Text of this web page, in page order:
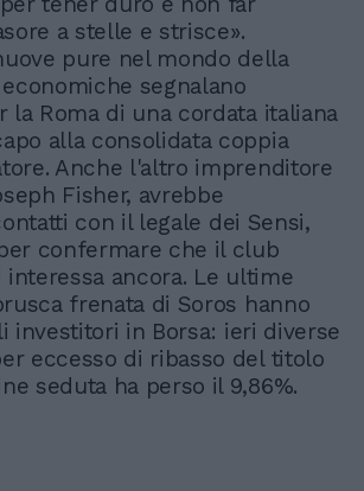
a stelle e strisce».
pure nel mondo della
segnalano
la Roma di una cordata italiana
alla consolidata coppia
Anche l'altro imprenditore
Fisher, avrebbe
con il legale dei Sensi,
confermare che il club
ancora. Le ultime
frenata di Soros hanno
investitori in Borsa: ieri diverse
eccesso di ribasso del titolo
seduta ha perso il 9,86%.